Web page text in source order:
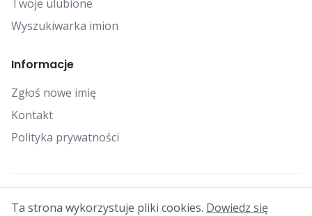
Twoje ulubione
Wyszukiwarka imion
Informacje
Zgłoś nowe imię
Kontakt
Polityka prywatności
© 2025 Falcon Bytes. Wszelkie prawa zastrzeżone.
Ta strona wykorzystuje pliki cookies. Dowiedz się